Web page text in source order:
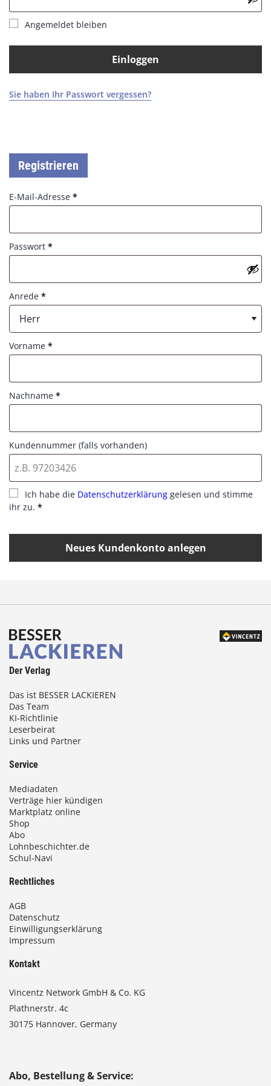
d
u
i
Angemeldet bleiben
Einloggen
Sie haben Ihr Passwort vergessen?
Registrieren
E-Mail-Adresse *R
e
u
r
d
Passwort *R
e
u
r
d
Anrede *
Herr
Vorname *
Nachname *
Kundennummer (falls vorhanden)
Ich habe die Datenschutzerklärung gelesen und stimme
ihr zu. *
Neues Kundenkonto anlegen
Der Verlag
Das ist BESSER LACKIEREN
Das Team
KI-Richtlinie
Leserbeirat
Links und Partner
Service
Mediadaten
Verträge hier kündigen
Marktplatz online
Shop
Abo
Lohnbeschichter.de
Schul-Navi
Rechtliches
AGB
Datenschutz
Einwilligungserklärung
Impressum
Kontakt
Vincentz Network GmbH & Co. KG
Plathnerstr. 4c
30175 Hannover, Germany
Abo, Bestellung & Service: